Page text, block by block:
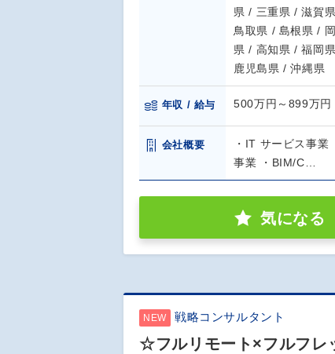
県 / 三重県 / 滋賀
鳥取県 / 島根県 /
県 / 高知県 / 福岡
鹿児島県 / 沖縄県
年収 / 給与 500万円～899万円
会社概要
・IT サービス事
事業 ・BIM/C…
気になる
NEW 戦略コンサルタント
☆フルリモート×フルフレ